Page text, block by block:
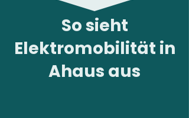
So sieht
Elektromobilität in
Ahaus aus